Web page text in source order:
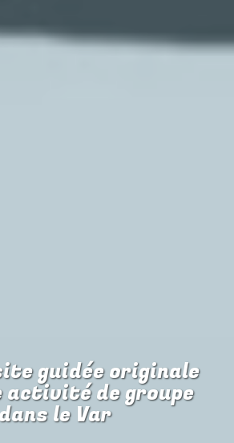
guidée originale
activité de groupe
dans le Var